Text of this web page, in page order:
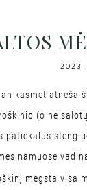
kasmet
(o ne
namuose
mėgsta